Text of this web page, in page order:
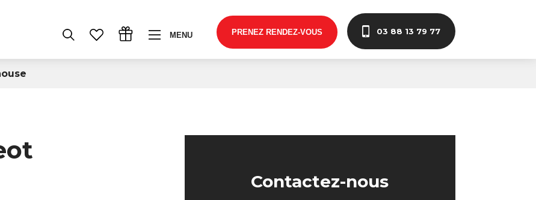
MENU PRENEZ RENDEZ-VOUS 03 88 13 79 77
Contactez-nous